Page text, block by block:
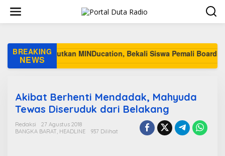
w
BREAKING
NEWS
Akibat Berhenti Mendadak, Mahyuda
Tewas Diseruduk dari Belakang
Redaksi
27 Agustus 2018
BANGKA BARAT, HEADLINE 937 Dilihat